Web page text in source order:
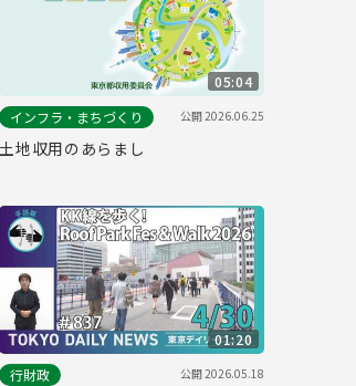
05:04
インフラ・まちづくり
公開2026.06.25
土地収用のあらまし
01:20
行財政
公開2026.05.18